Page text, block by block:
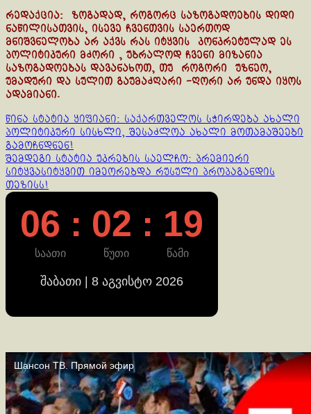
რედაქცია: ზოგადად, როგორც საზოგადოების დიდი
ნაწილისათვის, ისევე ჩვენთვის საერთოდ
მნიშვნელობა არ აქვს რას იტყვის კონკრეტულად ეს
პოლიტიკური მძორი , უბრალოდ ჩვენი მიზანია
საზოგადოებას დავანახოთ, თუ როგორი უზნეო,
უმადური და სულით გაუმაძღარი -ღორი არ უნდა იყოს
ადამიანი.
Continue
Reading
წინა სტატია ყიფიანი: საქართველოს სჭირდება ახალი
პოლიტიკური სისხლი, შესაძლოა ახალი მოთამაშეები
გამოჩნდნენ!
შემდეგი სტატია უკრების საელჩო: პრემიერი
სიტყვასიტყვით იმეორებდა რუსული პროპაგანდის
თეზისს!
06 : 02 : 19
საათი წუთი წამი
შაბათი | 8 აგვისტო 2026